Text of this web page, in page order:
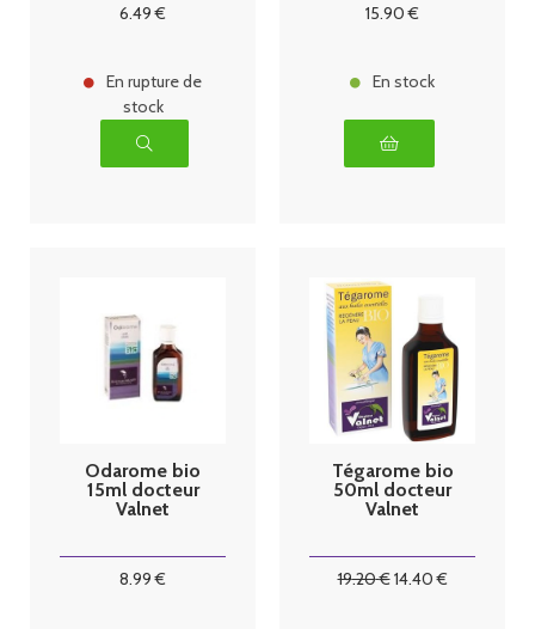
6.49 €
En rupture de
stock
15.90 €
En stock
Odarome bio
15ml docteur
Valnet
8.99 €
Tégarome bio
50ml docteur
Valnet
19.20€14.40€